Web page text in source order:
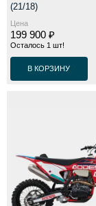
(21/18)
Цена
199 900 ₽
Осталось 1 шт!
В КОРЗИНУ